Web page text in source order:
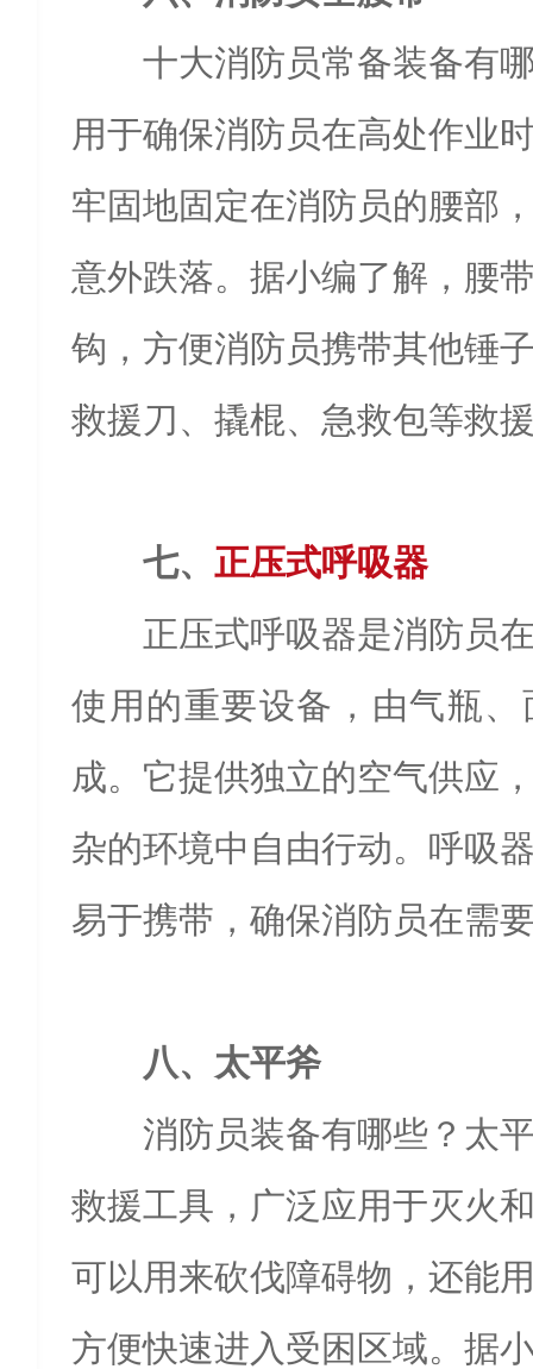
十大消防员常备装备有
用于确保消防员在高处作业
牢固地固定在消防员的腰部
意外跌落。据小编了解，腰
钩，方便消防员携带其他锤
救援刀、撬棍、急救包等救
七、 正压式呼吸器
正压式呼吸器是消防员
使用的重要设备，由气瓶
成。它提供独立的空气供应
杂的环境中自由行动。呼吸
易于携带，确保消防员在需
八、太平斧
消防员装备有哪些？太
救援工具，广泛应用于灭火
可以用来砍伐障碍物，还能
方便快速进入受困区域。据